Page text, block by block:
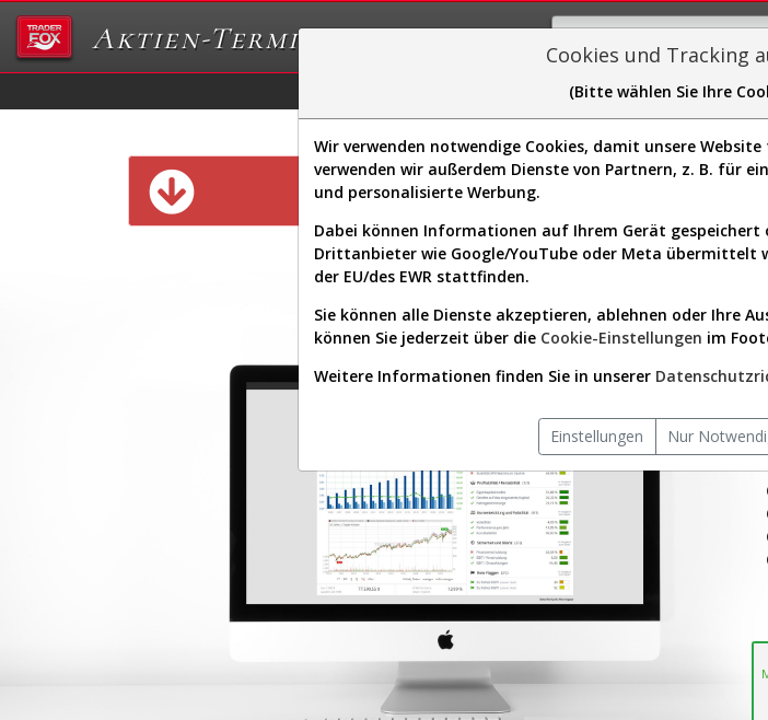
Aktien-Terminal
Sector-Spider Easy-
Diese Funktion ist nur für
Cookies und Tracking
(Bitte wählen Sie Ihre
Wir verwenden notwendige Cookies, damit unsere
verwenden wir außerdem Dienste von Partnern, z. B. für
und personalisierte Werbung.
Dabei können Informationen auf Ihrem Gerät
Drittanbieter wie Google/YouTube oder Meta übermittelt
der EU/des EWR stattfinden.
Sie können alle Dienste akzeptieren, ablehnen oder Ihre
können Sie jederzeit über die Cookie-Einstellungen im
Weitere Informationen finden Sie in unserer
Einstellungen Nur